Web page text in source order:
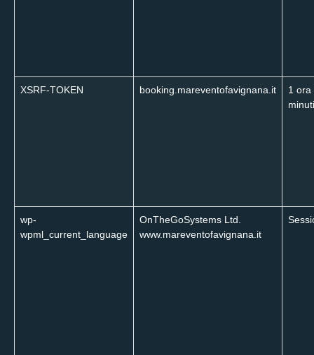
XSRF-TOKEN booking.mareventofavignana.it
1 ora
minuti
wp-
wpml_current_language
OnTheGoSystems Ltd.
www.mareventofavignana.it